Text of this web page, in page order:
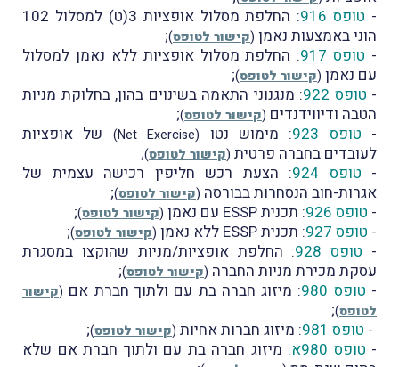
- טופס 916
: החלפת מסלול אופציות 3(ט) למסלול 102
הוני באמצעות נאמן (קישור לטופס)
;
- טופס 917
: החלפת מסלול אופציות ללא נאמן למסלול
עם נאמן (קישור לטופס)
;
- טופס 922
: מנגנוני התאמה בשינוים בהון, בחלוקת מניות
הטבה ודיווידנדים (קישור לטופס)
;
- טופס 923 : מימוש נטו (Net Exercise)
של אופציות
לעובדים בחברה פרטית (קישור לטופס)
;
- טופס 924
: הצעת רכש חליפין רכישה עצמית של
אגרות-חוב הנסחרות בבורסה (קישור לטופס)
;
- טופס 926 : תכנית ESSP עם נאמן (קישור לטופס)
;
- טופס 927 : תכנית ESSP ללא נאמן (קישור לטופס)
;
- טופס 928
: החלפת אופציות/מניות שהוקצו במסגרת
עסקת מכירת מניות החברה (קישור לטופס)
;
- טופס 980 : מיזוג חברה בת עם ולתוך חברת אם (קישור
לטופס)
;
- טופס 981 : מיזוג חברות אחיות (קישור לטופס)
;
- טופס 980א
: מיזוג חברה בת עם ולתוך חברת אם שלא